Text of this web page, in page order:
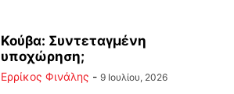
Κούβα: Συντεταγμένη
υποχώρηση;
Ερρίκος Φινάλης - 9 Ιουλίου, 2026